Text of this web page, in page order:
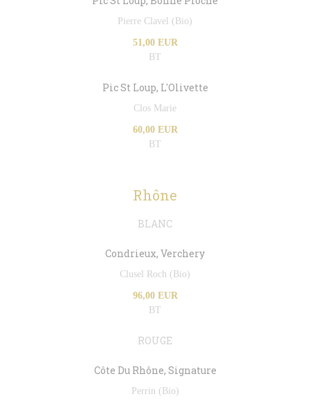
Pierre Clavel (Bio)
51,00 EUR
BT
Pic St Loup, L'Olivette
Clos Marie
60,00 EUR
BT
Rhône
BLANC
Condrieux, Verchery
Clusel Roch (Bio)
96,00 EUR
BT
ROUGE
Côte Du Rhône, Signature
Perrin (Bio)